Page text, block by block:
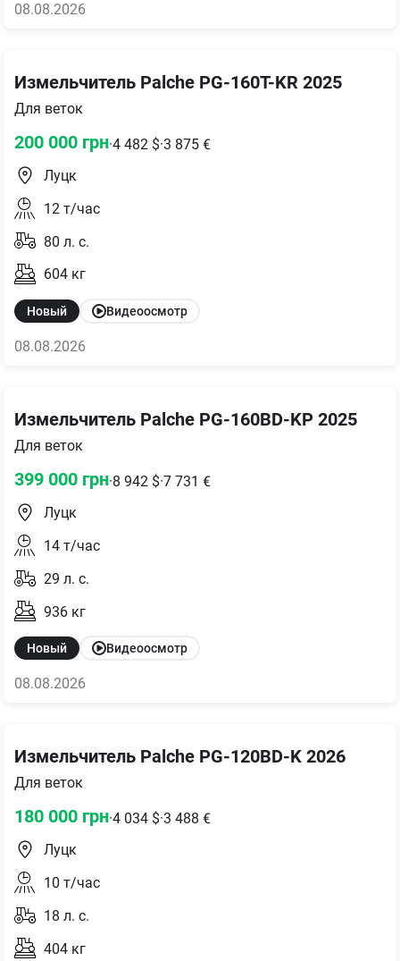
08.08.2026
Измельчитель Palche PG-160T-KR 2025
Для веток
200 000 грн·4 482 $·3 875 €
Луцк
12 т/час
80 л. с.
604 кг
Новый Видеоосмотр
08.08.2026
Измельчитель Palche PG-160BD-KP 2025
Для веток
399 000 грн·8 942 $·7 731 €
Луцк
14 т/час
29 л. с.
936 кг
Новый Видеоосмотр
08.08.2026
Измельчитель Palche PG-120BD-K 2026
Для веток
180 000 грн·4 034 $·3 488 €
Луцк
10 т/час
18 л. с.
404 кг